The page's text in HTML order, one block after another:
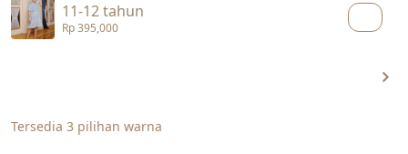
11-12 tahun
Rp 395,000
Tersedia 3 pilihan warna